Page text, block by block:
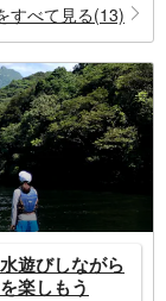
すべて見る(13)
遊びしながら
楽しもう